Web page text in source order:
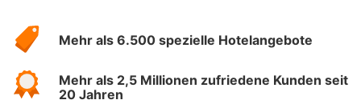
Hotelspecials
Mehr als 6.500 spezielle Hotelangebote
Mehr als 2,5 Millionen zufriedene Kunden seit
20 Jahren